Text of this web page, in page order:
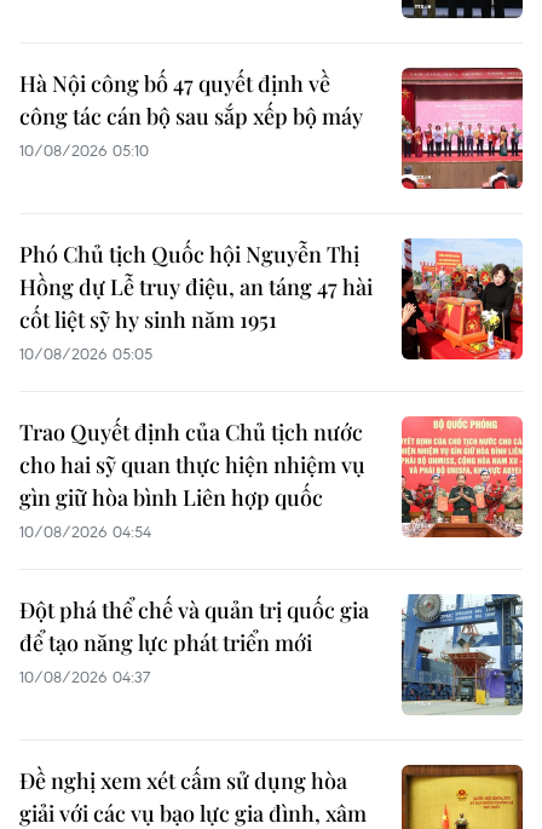
Hà Nội công bố 47 quyết định về
công tác cán bộ sau sắp xếp bộ máy
10/08/2026 05:10
Phó Chủ tịch Quốc hội Nguyễn Thị
Hồng dự Lễ truy điệu, an táng 47 hài
cốt liệt sỹ hy sinh năm 1951
10/08/2026 05:05
Trao Quyết định của Chủ tịch nước
cho hai sỹ quan thực hiện nhiệm vụ
gìn giữ hòa bình Liên hợp quốc
10/08/2026 04:54
Đột phá thể chế và quản trị quốc gia
để tạo năng lực phát triển mới
10/08/2026 04:37
Đề nghị xem xét cấm sử dụng hòa
giải với các vụ bạo lực gia đình, xâm